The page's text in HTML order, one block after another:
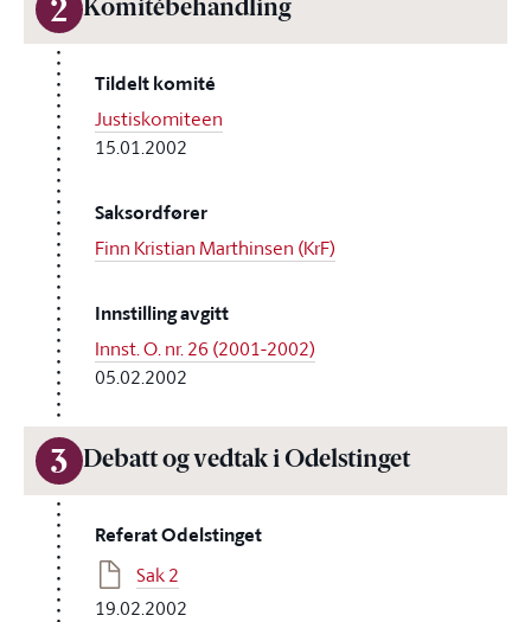
2 Komitébehandling
Tildelt komité
Justiskomiteen
15.01.2002
Saksordfører
Finn Kristian Marthinsen (KrF)
Innstilling avgitt
Innst. O. nr. 26 (2001-2002)
05.02.2002
3 Debatt og vedtak i Odelstinget
Referat Odelstinget
Sak 2
19.02.2002